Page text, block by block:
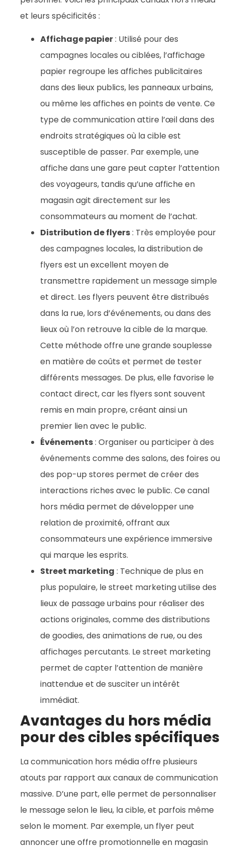
et leurs spécificités :
Affichage papier: Utilisé pour des
campagnes locales ou ciblées, l’affichage
papier regroupe les affiches publicitaires
dans des lieux publics, les panneaux urbains,
ou même les affiches en points de vente. Ce
type de communication attire l’œil dans des
endroits stratégiques où la cible est
susceptible de passer. Par exemple, une
affiche dans une gare peut capter l’attention
des voyageurs, tandis qu’une affiche en
magasin agit directement sur les
consommateurs au moment de l’achat.
Distribution de flyers: Très employée pour
des campagnes locales, la distribution de
flyers est un excellent moyen de
transmettre rapidement un message simple
et direct. Les flyers peuvent être distribués
dans la rue, lors d’événements, ou dans des
lieux où l’on retrouve la cible de la marque.
Cette méthode offre une grande souplesse
en matière de coûts et permet de tester
différents messages. De plus, elle favorise le
contact direct, car les flyers sont souvent
remis en main propre, créant ainsi un
premier lien avec le public.
Événements: Organiser ou participer à des
événements comme des salons, des foires ou
des pop-up stores permet de créer des
interactions riches avec le public. Ce canal
hors média permet de développer une
relation de proximité, offrant aux
consommateurs une expérience immersive
qui marque les esprits.
Street marketing : Technique de plus en
plus populaire, le street marketing utilise des
lieux de passage urbains pour réaliser des
actions originales, comme des distributions
de goodies, des animations de rue, ou des
affichages percutants. Le street marketing
permet de capter l’attention de manière
inattendue et de susciter un intérêt
immédiat.
Avantages du hors média
pour des cibles spécifiques
La communication hors média offre plusieurs
atouts par rapport aux canaux de communication
massive. D’une part, elle permet de personnaliser
le message selon le lieu, la cible, et parfois même
selon le moment. Par exemple, un flyer peut
annoncer une offre promotionnelle en magasin